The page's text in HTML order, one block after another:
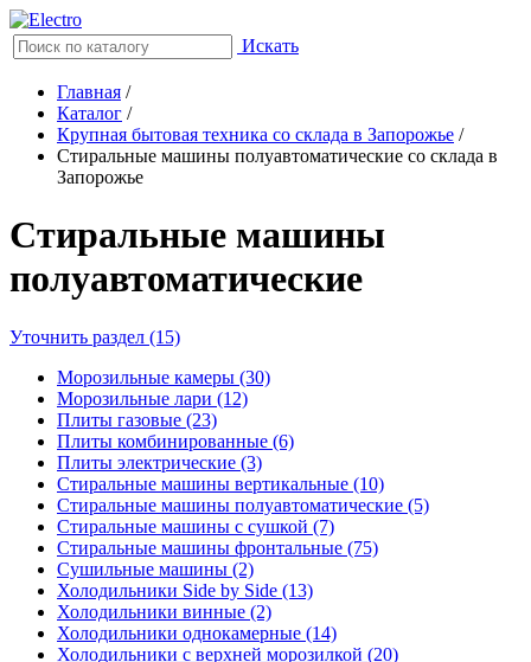
Искать
Главная /
Каталог /
Крупная бытовая техника со склада в Запорожье /
Стиральные машины полуавтоматические со склада в
Запорожье
Стиральные машины
полуавтоматические
Уточнить раздел (15)
Морозильные камеры (30)
Морозильные лари (12)
Плиты газовые (23)
Плиты комбинированные (6)
Плиты электрические (3)
Стиральные машины вертикальные (10)
Стиральные машины полуавтоматические (5)
Стиральные машины с сушкой (7)
Стиральные машины фронтальные (75)
Сушильные машины (2)
Холодильники Side by Side (13)
Холодильники винные (2)
Холодильники однокамерные (14)
Холодильники с верхней морозилкой (20)